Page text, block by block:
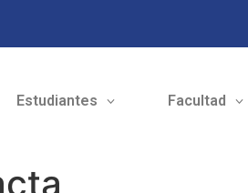
Estudiantes Facultad